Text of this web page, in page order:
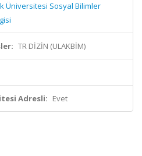
Üniversitesi Sosyal Bilimler
TR DİZİN (ULAKBİM)
Adresli: Evet